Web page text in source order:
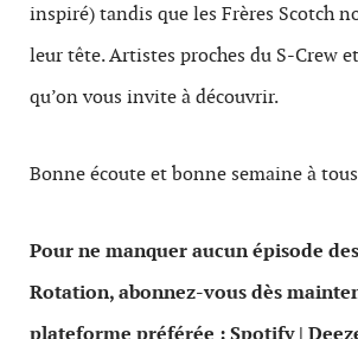
inspiré) tandis que les Frères Scotch
leur tête. Artistes proches du S-Crew
qu’on vous invite à découvrir.
Bonne écoute et bonne semaine à
Pour ne manquer aucun épisode
Rotation, abonnez-vous dès
plateforme préférée :Spotify|